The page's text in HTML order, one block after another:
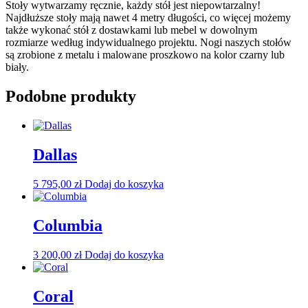
Stoły wytwarzamy ręcznie, każdy stół jest niepowtarzalny!
Najdłuższe stoły mają nawet 4 metry długości, co więcej możemy
także wykonać stół z dostawkami lub mebel w dowolnym
rozmiarze według indywidualnego projektu. Nogi naszych stołów
są zrobione z metalu i malowane proszkowo na kolor czarny lub
biały.
Podobne produkty
Dallas
5 795,00 zł Dodaj do koszyka
Columbia
3 200,00 zł Dodaj do koszyka
Coral